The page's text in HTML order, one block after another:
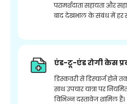
परामर्शदाता सहायता और
बाद देखभाल के संबंध में हर
एंड-टू-एंड रोगी केस
डिस्कवरी से डिस्चार्ज
साथ उपचार यात्रा पर
विभिन्न दस्तावेज शामिल हैं।